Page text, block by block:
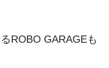
ROBO GARAGEも